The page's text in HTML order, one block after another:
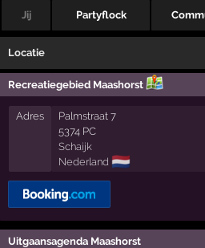
Jij Partyflock
Locatie
Recreatiegebied Maashorst
Adres
Palmstraat 7
5374 PC
Schaijk
Nederland 🇳🇱
Uitgaansagenda Maashorst